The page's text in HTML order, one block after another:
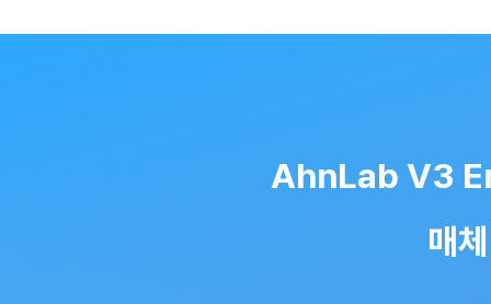
AhnLab V3
매